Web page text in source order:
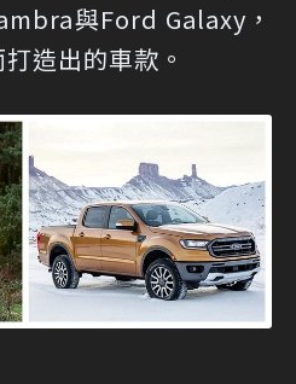
與Ford Galaxy，
造出的車款。